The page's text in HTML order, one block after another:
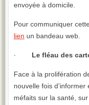
envoyée à domicile.
Pour communiquer
lien un bandeau web.
· Le fléau des
Face à la prolifération
nouvelle fois
méfaits sur la santé,